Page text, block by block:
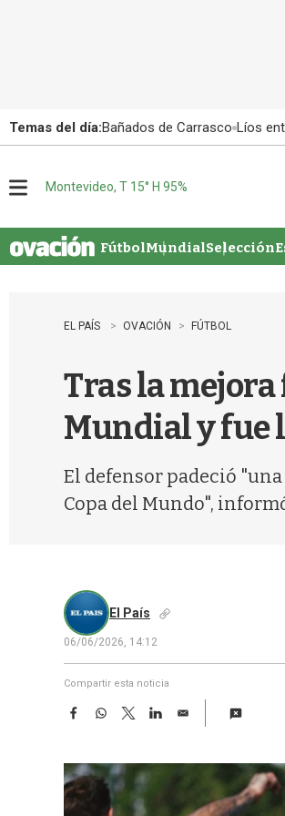
Temas del día:Bañados de Carrasco Líos
u
Montevideo, T 15° H 95%
FútbolMundialSelección
EL PAÍS OVACIÓN FÚTBOL
Tras la
Mundial y fue
El defensor padeció
Copa del Mundo",
El País
06/06/2026, 14:12
Compartir esta noticia
F
e
b
o
W
t
s
A
T
w
t
t
e
L
k
E
i